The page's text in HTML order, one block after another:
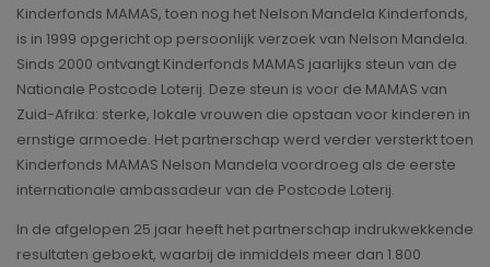
Kinderfonds MAMAS, toen nog het Nelson Mandela Kinderfonds,
is in 1999 opgericht op persoonlijk verzoek van Nelson Mandela.
Sinds 2000 ontvangt Kinderfonds MAMAS jaarlijks steun van de
Nationale Postcode Loterij. Deze steun is voor de MAMAS van
Zuid-Afrika: sterke, lokale vrouwen die opstaan voor kinderen in
ernstige armoede. Het partnerschap werd verder versterkt toen
Kinderfonds MAMAS Nelson Mandela voordroeg als de eerste
internationale ambassadeur van de Postcode Loterij.
In de afgelopen 25 jaar heeft het partnerschap indrukwekkende
resultaten geboekt, waarbij de inmiddels meer dan 1.800